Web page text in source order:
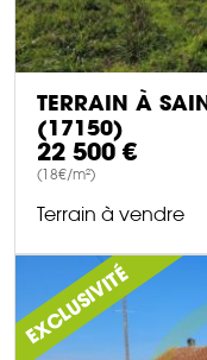
TERRAIN À
(17150)
22 500 €
(18€/m²)
Terrain à vendre
DÉCOUVRIR CE
EXCLUSIVITÉ